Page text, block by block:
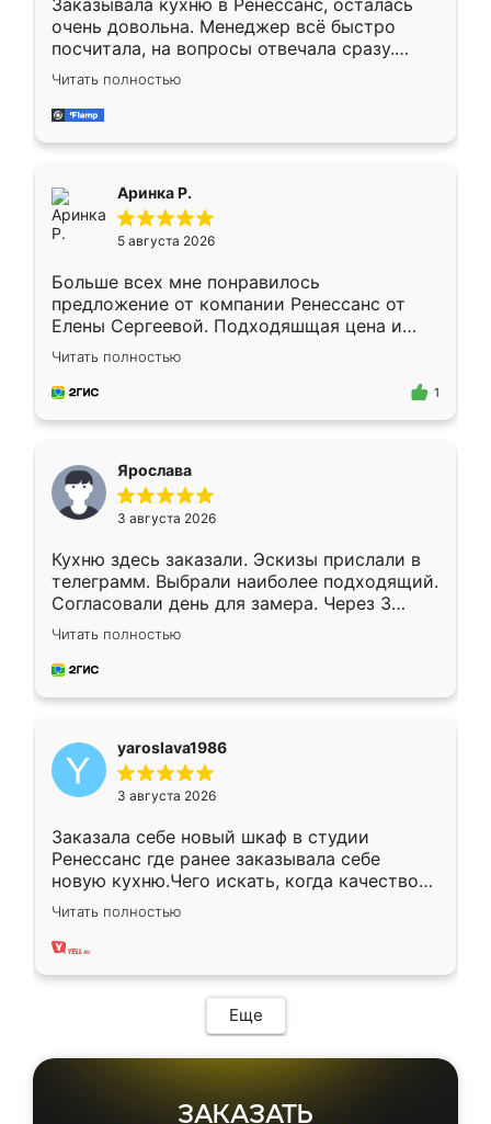
Заказывала кухню в Ренессанс, осталась
очень довольна. Менеджер всё быстро
посчитала, на вопросы отвечала сразу.
Замерщик приехал в субботу, подошёл к
делу со всей ответственностью. Собрали
за день, ребята работали аккуратно, даже
Читать полностью
Аринка Р.
5 августа 2026
Больше всех мне понравилось
предложение от компании Ренессанс от
Елены Сергеевой. Подходяшщая цена и
короткие сроки изготовления. Приехавший
для замера сотрудник Владислав
предложил по моему эскизу самый
Читать полностью
1
Ярослава
3 августа 2026
Кухню здесь заказали. Эскизы прислали в
телеграмм. Выбрали наиболее подходящий.
Согласовали день для замера. Через 3
недели кухня была уже готова. Остались
довольны работой. Спасибо Ренессанс
мебель за качественную работу!
Читать полностью
yaroslava1986
3 августа 2026
Заказала себе новый шкаф в студии
Ренессанс где ранее заказывала себе
новую кухню.Чего искать, когда качеством
вполне довольна. Служит кухня уже почти
два года, нареканий нет.
Читать полностью
Еще
ЗАКАЗАТЬ